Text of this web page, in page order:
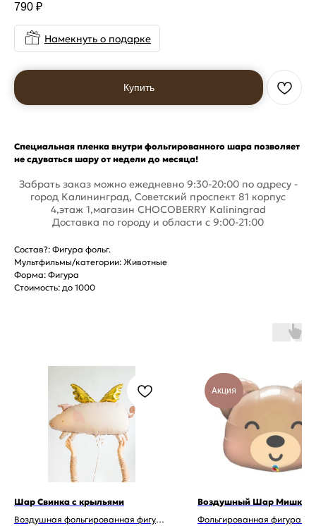
790 ₽
Намекнуть о подарке
Купить
Специальная пленка внутри фольгированного шара позволяет
не сдуваться шару от недели до месяца!
Забрать заказ можно ежедневно 9:30-20:00 по адресу -
город Калининград, Советский проспект 81 корпус
4,этаж 1,магазин CHOCOBERRY Kaliningrad
Доставка по городу и области с 9:00-21:00
Состав?: Фигура фольг.
Мультфильмы/категории: Животные
Форма: Фигура
Стоимость: до 1000
Шар Свинка с крыльями
Воздушная фольгированная фигура
Акция
Воздушный Шар Мишка
Фольгированная фигура